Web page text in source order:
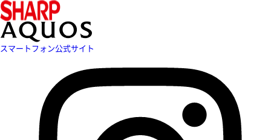
スマートフォン公式サイト